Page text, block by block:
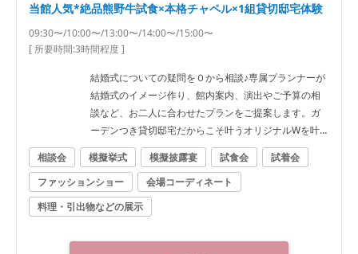
当館人気*絶品熊野牛試食×本格チャペル×1組貸切邸宅体験
09:30〜/10:00〜/13:00〜/14:00〜/15:00〜
[ 所要時間:3時間程度]
結婚式についての疑問を０から相談♪専属プランナーが
結婚式のイメージ作り、館内案内、演出やご予算の相
談など、お二人に合わせたプランをご提案します。ガ
ーデンつき貸切邸宅だからこそ叶うオリジナルWを叶
えよう
相談会 模擬挙式 模擬披露宴 試食会
試着会
ファッションショー
会場コーディネート
料理・引出物などの展示